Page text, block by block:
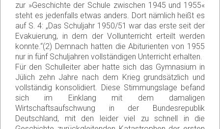
zur »Geschichte der Schule zwischen 1945 und 1955«
steht es jedenfalls etwas anders. Dort nämlich heißt es
auf S. 4: „Das Schuljahr 1950/51 war das erste seit der
Evakuierung, in dem der Vollunterricht erteilt werden
konnte.“(2) Demnach hatten die Abiturienten von 1955
nur in fünf Schuljahren vollständigen Unterricht erhalten.
Für den Schulleiter aber hatte sich das Gymnasium in
Jülich zehn Jahre nach dem Krieg grundsätzlich und
vollständig konsolidiert. Diese Stimmungslage befand
sich im Einklang mit dem damaligen
Wirtschaftsaufschwung in der Bundesrepublik
Deutschland, mit den leider viel zu schnell in die